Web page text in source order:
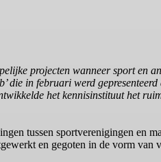
projecten wanneer sport en
die in februari werd
het kennisinstituut het
tussen sportverenigingen en
en gegoten in de vorm van